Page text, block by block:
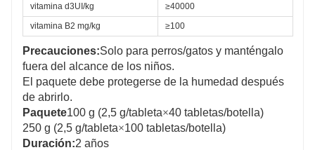
vitamina d3UI/kg
≥40000
vitamina B2 mg/kg ≥100
Precauciones:Solo para perros/gatos y manténgalo
fuera del alcance de los niños.
El paquete debe protegerse de la humedad después
de abrirlo.
Paquete100 g (2,5 g/tableta×40 tabletas/botella)
250 g (2,5 g/tableta×100 tabletas/botella)
Duración:2 años